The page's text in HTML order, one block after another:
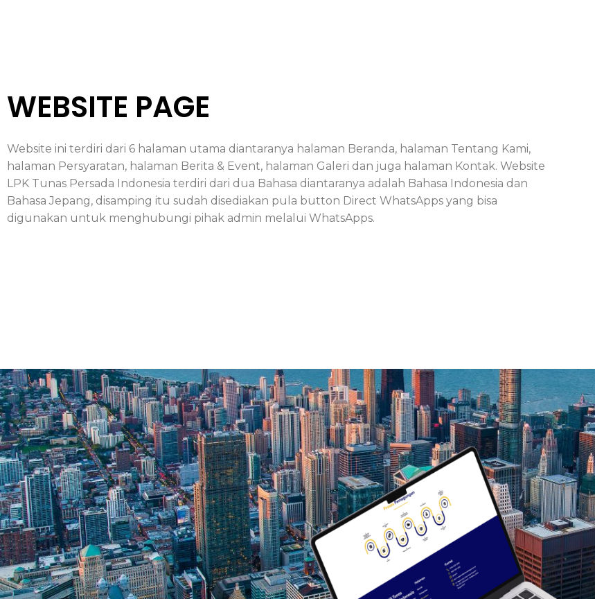
WEBSITE PAGE
Website ini terdiri dari 6 halaman utama diantaranya halaman Beranda, halaman Tentang Kami,
halaman Persyaratan, halaman Berita & Event, halaman Galeri dan juga halaman Kontak. Website
LPK Tunas Persada Indonesia terdiri dari dua Bahasa diantaranya adalah Bahasa Indonesia dan
Bahasa Jepang, disamping itu sudah disediakan pula button Direct WhatsApps yang bisa
digunakan untuk menghubungi pihak admin melalui WhatsApps.